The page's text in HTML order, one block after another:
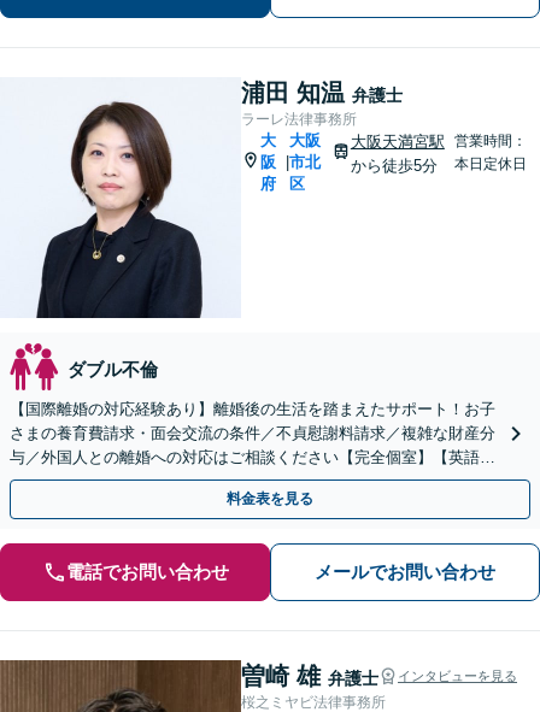
浦田 知温 弁護士
ラーレ法律事務所
大
阪
府
大阪
市北
区
大阪天満宮駅
から徒歩5分
営業時間：
本日定休日
ダブル不倫
【国際離婚の対応経験あり】離婚後の生活を踏まえたサポート！お子
さまの養育費請求・面会交流の条件／不貞慰謝料請求／複雑な財産分
与／外国人との離婚への対応はご相談ください【完全個室】【英語対
応可】【大阪天満宮駅5分】
料金表を見る
電話でお問い合わせ メールでお問い合わせ
曽崎 雄 弁護士 インタビューを見る
桜之ミヤビ法律事務所